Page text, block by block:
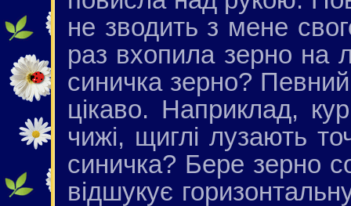
не зводить з мене
раз вхопила зерно на
синичка зерно?
цікаво. Наприклад,
чижі, щиглі лузають
синичка? Бере зерно
відшукує